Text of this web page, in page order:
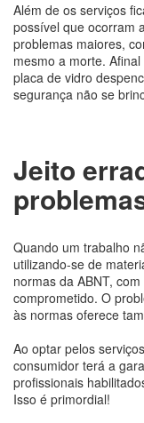
Além de os serviços
possível que ocorram
problemas maiores,
mesmo a morte.
placa de vidro
segurança não se
Jeito
Quando um trabalho
utilizando-se de
normas da ABNT,
comprometido. O
às normas oferece
Ao optar pelos
consumidor terá a
profissionais
Isso é primordial!